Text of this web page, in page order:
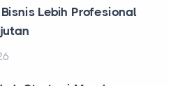
Lebih Profesional